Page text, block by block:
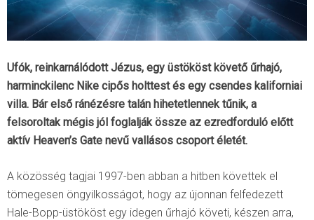
Ufók, reinkarnálódott Jézus, egy üstököst követő űrhajó,
harminckilenc Nike cipős holttest és egy csendes kaliforniai
villa. Bár első ránézésre talán hihetetlennek tűnik, a
felsoroltak mégis jól foglalják össze az ezredforduló előtt
aktív Heaven’s Gate nevű vallásos csoport életét.
A közösség tagjai 1997-ben abban a hitben követtek el
tömegesen öngyilkosságot, hogy az újonnan felfedezett
Hale-Bopp-üstököst egy idegen űrhajó követi, készen arra,